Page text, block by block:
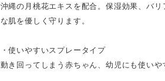
沖縄の月桃花エキスを配合。保湿効果、バ
な肌を優しく守ります。
・使いやすいスプレータイプ
動き回ってしまう赤ちゃん、幼児にも使いや